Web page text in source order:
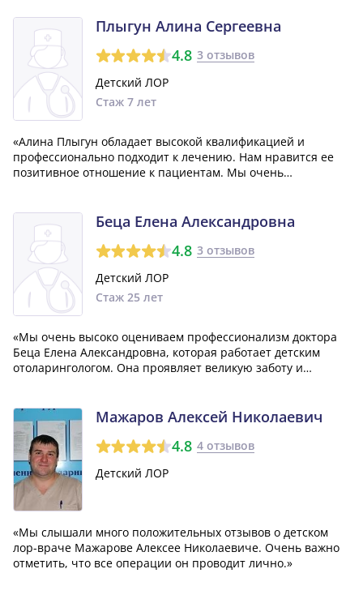
крутой, не один лор врач в нашем городе этого...»
Плыгун Алина Сергеевна
4.8 3 отзывов
Детский ЛОР
Стаж 7 лет
«Алина Плыгун обладает высокой квалификацией и
профессионально подходит к лечению. Нам нравится ее
позитивное отношение к пациентам. Мы очень
лор.»
Беца Елена Александровна
4.8 3 отзывов
Детский ЛОР
Стаж 25 лет
«Мы очень высоко оцениваем профессионализм доктора
Беца Елена Александровна, которая работает детским
отоларингологом. Она проявляет великую заботу и
серьезные заболевания, и назначено...»
Мажаров Алексей Николаевич
4.8 4 отзывов
Детский ЛОР
«Мы слышали много положительных отзывов о детском
лор-враче Мажарове Алексее Николаевиче. Очень важно
отметить, что все операции он проводит лично.»